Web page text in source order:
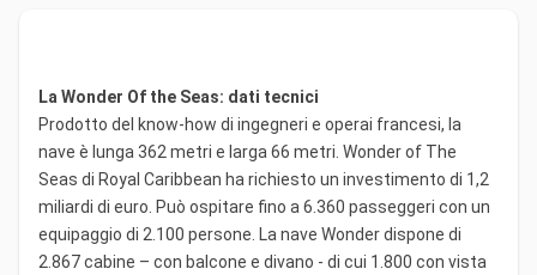
La Wonder Of the Seas: dati tecnici
Prodotto del know-how di ingegneri e operai francesi, la
nave è lunga 362 metri e larga 66 metri. Wonder of The
Seas di Royal Caribbean ha richiesto un investimento di 1,2
miliardi di euro. Può ospitare fino a 6.360 passeggeri con un
equipaggio di 2.100 persone. La nave Wonder dispone di
2.867 cabine – con balcone e divano - di cui 1.800 con vista